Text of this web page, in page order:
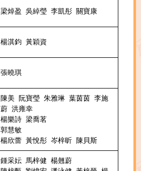
梁焯盈 吳綽瑩 李凱彤 關寶康
楊淇鈞 黃穎資
張曉琪
陳美 阮寶瑩 朱雅琳 葉茵茵 李施
蔚 洪雍幸
楊樂詩 梁喬茗
郭慧敏
楊欣蕾 黃悅彤 岑梓昕 陳貝斯
鍾采妘 馬梓健 楊翹蔚